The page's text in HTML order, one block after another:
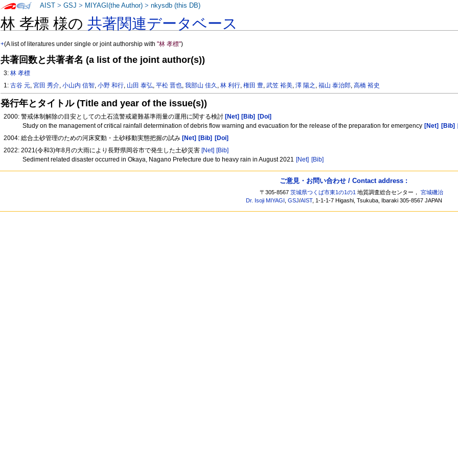
林 孝標 様の共著関連データベース
+(A list of literatures under single or joint authorship with"林 孝標")
共著回数と共著者名 (a list of the joint author(s))
3:林 孝標
1:古谷 元,宮田 秀介,小山内 信智,小野 和行, 山田 泰弘,平松 晋也,我部山 佳久 ,林 利行,権田 豊,武笠 裕美,澤 陽之 ,福山 泰治郎,高橋 裕史
発行年とタイトル (Title and year of the issue(s))
2000: 警戒体制解除の目安としての土石流警戒避難基準雨量の運用に関する検討 [Net] [Bib]
[Doi]
Study on the management of critical rainfall determination of debris flow warning and evacuation for the release of the preparation for emergency [Net] [Bib]
2004: 総合土砂管理のための河床変動・土砂移動実態把握の試み [Net] [Bib]
[Doi]
2022: 2021(令和3)年8月の大雨により長野県岡谷市で発生した土砂災害 [Net] [Bib]
Sediment related disaster occurred in Okaya, Nagano Prefecture due to heavy rain in August 2021 [Net] [Bib]
AIST >GSJ > MIYAGI(the Author) >nkysdb (this DB)
ご意見・お問い合わせ / Contact address :
〒305-8567茨城県つくば市東1の1の1 地質調査総合センター，宮城磯治
Dr. Isoji MIYAGI ,GSJ/AIST, 1-1-1-7 Higashi, Tsukuba, Ibaraki 305-8567 JAPAN